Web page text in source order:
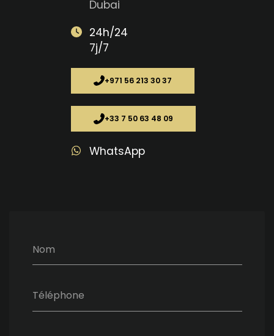
Nom
Téléphone
Dubai
24h/24
7j/7
+971 56 213 30 37
+33 7 50 63 48 09
WhatsApp